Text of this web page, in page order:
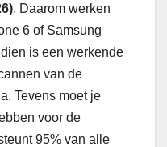
. Daarom werken
6 of Samsung
is een werkende
van de
Tevens moet je
voor de
95% van alle